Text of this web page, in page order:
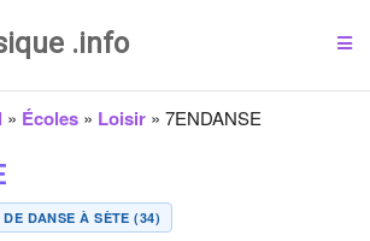
.info
» Écoles» Loisir» 7ENDANSE
DANSE À SÈTE (34)